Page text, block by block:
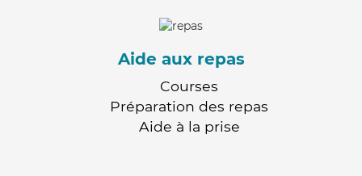
Aide aux repas
Courses
Préparation des repas
Aide à la prise